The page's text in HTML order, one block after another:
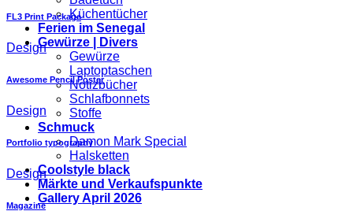
Küchentücher
Ferien im Senegal
Gewürze | Divers
Gewürze
Laptoptaschen
Notizbücher
Schlafbonnets
Stoffe
Schmuck
Damon Mark Special
Halsketten
Coolstyle black
Märkte und Verkaufspunkte
Gallery April 2026
FL3 Print Package
Design
Awesome Pencil Poster
Design
Portfolio typography
Design
Magazine